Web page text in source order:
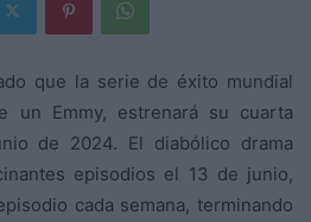
que la serie de éxito mundial
un Emmy, estrenará su cuarta
de 2024. El diabólico drama
episodios el 13 de junio,
cada semana, terminando